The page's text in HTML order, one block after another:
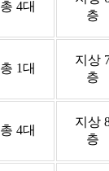
총 4대
층
총 1대
지상
층
총 4대
지상
층